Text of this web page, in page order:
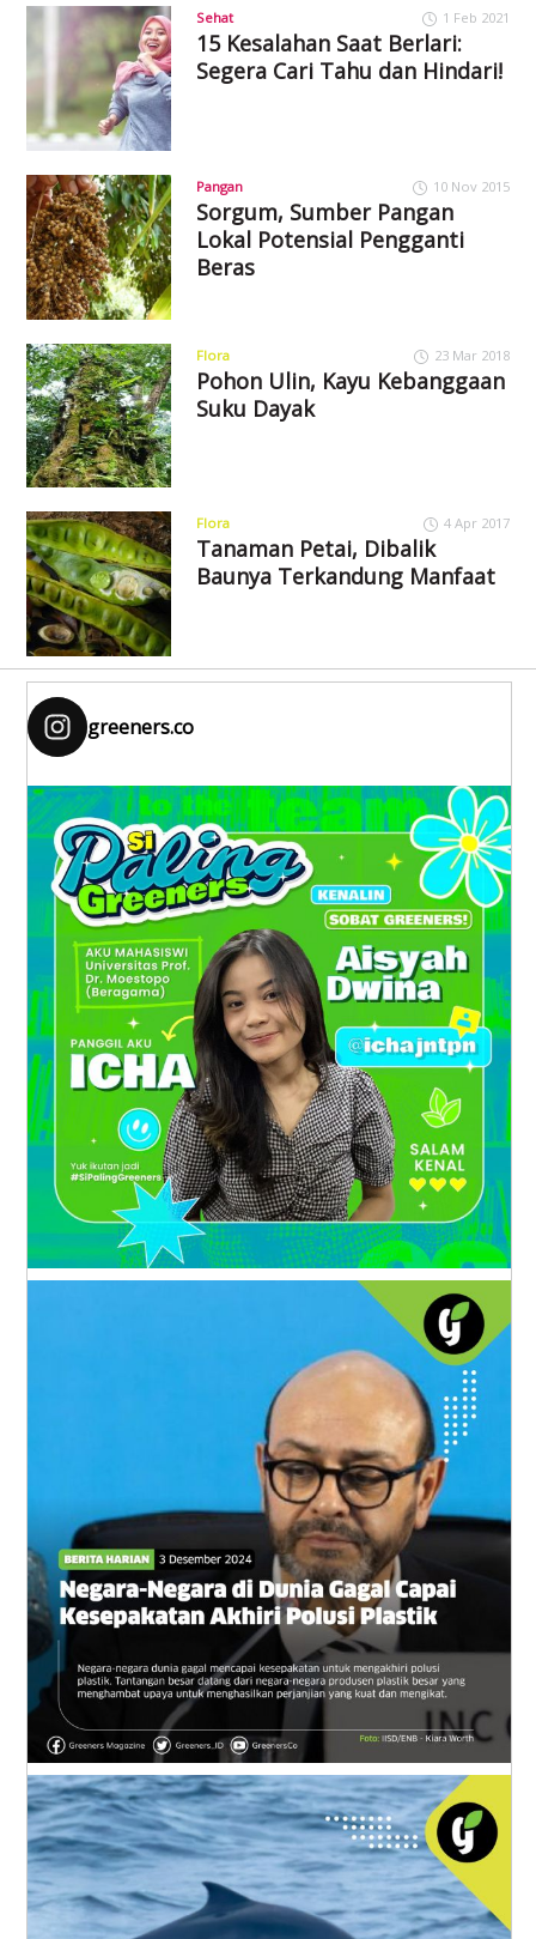
Sehat 1 Feb 2021
15 Kesalahan Saat Berlari:
Segera Cari Tahu dan Hindari!
Pangan 10 Nov 2015
Sorgum, Sumber Pangan
Lokal Potensial Pengganti
Beras
Flora 23 Mar 2018
Pohon Ulin, Kayu Kebanggaan
Suku Dayak
Flora 4 Apr 2017
Tanaman Petai, Dibalik
Baunya Terkandung Manfaat
greeners.co